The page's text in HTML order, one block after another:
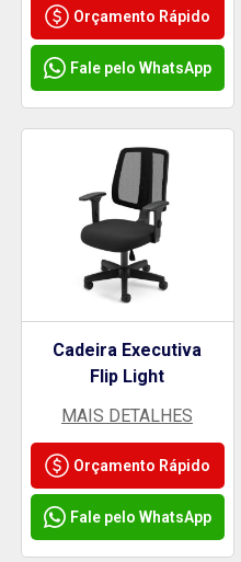
Orçamento Rápido
Fale pelo WhatsApp
Cadeira Executiva
Flip Light
MAIS DETALHES
Orçamento Rápido
Fale pelo WhatsApp